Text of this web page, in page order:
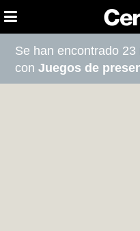
Se han encontrado
conJuegos de